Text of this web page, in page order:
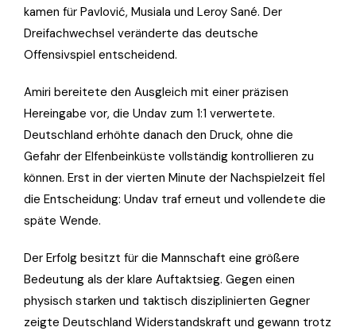
kamen für Pavlović, Musiala und Leroy Sané. Der
Dreifachwechsel veränderte das deutsche
Offensivspiel entscheidend.
Amiri bereitete den Ausgleich mit einer präzisen
Hereingabe vor, die Undav zum 1:1 verwertete.
Deutschland erhöhte danach den Druck, ohne die
Gefahr der Elfenbeinküste vollständig kontrollieren zu
können. Erst in der vierten Minute der Nachspielzeit fiel
die Entscheidung: Undav traf erneut und vollendete die
späte Wende.
Der Erfolg besitzt für die Mannschaft eine größere
Bedeutung als der klare Auftaktsieg. Gegen einen
physisch starken und taktisch disziplinierten Gegner
zeigte Deutschland Widerstandskraft und gewann trotz